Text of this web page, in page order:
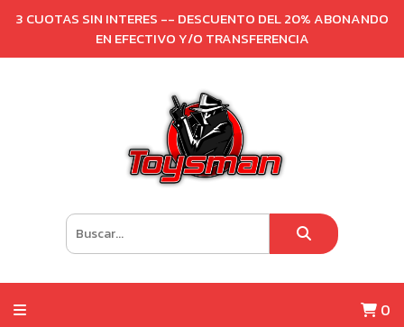
3 CUOTAS SIN INTERES -- DESCUENTO DEL 20% ABONANDO
EN EFECTIVO Y/O TRANSFERENCIA
0